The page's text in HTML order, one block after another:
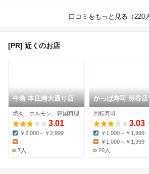
口コミをもっと見る（220
[PR] 近くのお店
牛角 本庄南大通り店
焼肉、ホルモン、韓国料理
3.01
Dinner:
￥2,000～￥2,999
Lunch:
-
7人
かっぱ寿司 深谷店
回転寿司
3.03
Dinner:
￥1,000～￥1,999
Lunch:
￥1,000～￥1,999
20人